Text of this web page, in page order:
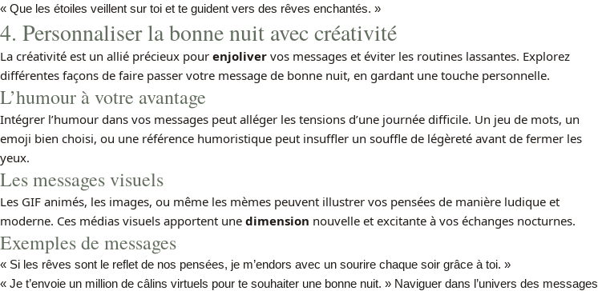
« Que les étoiles veillent sur toi et te guident vers des rêves enchantés. »
4. Personnaliser la bonne nuit avec créativité
La créativité est un allié précieux pour enjoliver vos messages et éviter les routines lassantes. Explorez
différentes façons de faire passer votre message de bonne nuit, en gardant une touche personnelle.
L’humour à votre avantage
Intégrer l’humour dans vos messages peut alléger les tensions d’une journée difficile. Un jeu de mots, un
emoji bien choisi, ou une référence humoristique peut insuffler un souffle de légèreté avant de fermer les
yeux.
Les messages visuels
Les GIF animés, les images, ou même les mèmes peuvent illustrer vos pensées de manière ludique et
moderne. Ces médias visuels apportent une dimension nouvelle et excitante à vos échanges nocturnes.
Exemples de messages
« Si les rêves sont le reflet de nos pensées, je m’endors avec un sourire chaque soir grâce à toi. »
« Je t’envoie un million de câlins virtuels pour te souhaiter une bonne nuit. » Naviguer dans l’univers des messages